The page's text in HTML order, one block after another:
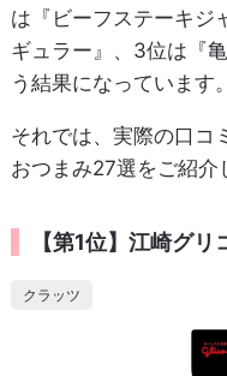
は『ビーフステーキジ
ギュラー』、3位は『
う結果になっています。
それでは、実際の口コ
おつまみ27選をご紹介
【第1位】江崎グ
クラッツ